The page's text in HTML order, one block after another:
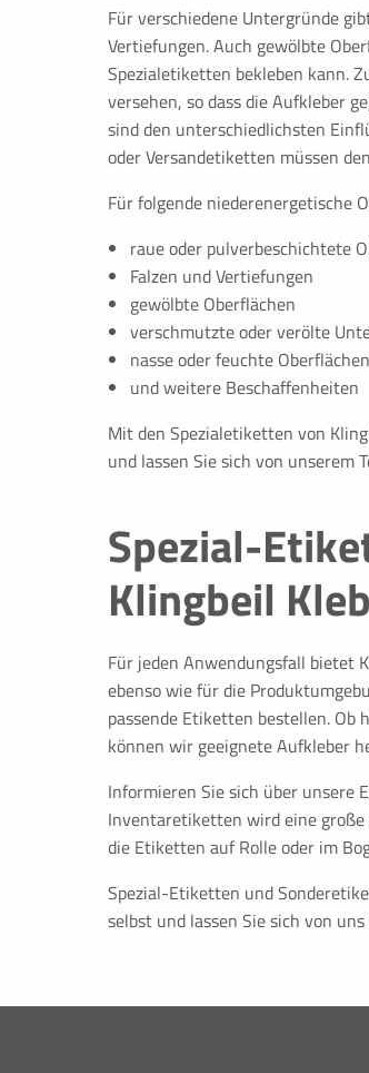
Für verschiedene Untergründe
Vertiefungen. Auch gewölbte
Spezialetiketten bekleben kann.
versehen, so dass die Aufkleber
sind den unterschiedlichsten
oder Versandetiketten müssen
Für folgende niederenergetische
raue oder pulverbeschichtete
Falzen und Vertiefungen
gewölbte Oberflächen
verschmutzte oder verölte
nasse oder feuchte Oberflächen
und weitere Beschaffenheiten
Mit den Spezialetiketten von
und lassen Sie sich von unserem
Spezial-
Klingbeil
Für jeden Anwendungsfall bietet
ebenso wie für die
passende Etiketten bestellen.
können wir geeignete Aufkleber
Informieren Sie sich über unsere
Inventaretiketten wird eine große
die Etiketten auf Rolle oder im
Spezial-Etiketten und
selbst und lassen Sie sich von
blockiert. Wenn Cookies von
diese Inhalte keiner manuellen
Google Maps
Name:
Anbieter:
Zweck:
Die
Anzeige
Cookies
einzelnen
'Cookie
Cookie Laufzeit: bis zu 2